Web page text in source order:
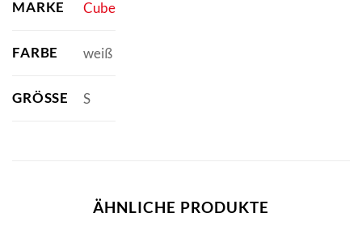
MARKE Cube
FARBE weiß
GRÖSSE S
ÄHNLICHE PRODUKTE